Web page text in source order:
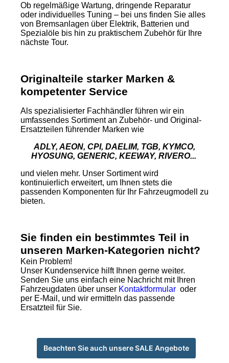
Ob regelmäßige Wartung, dringende Reparatur
oder individuelles Tuning – bei uns finden Sie alles
von Bremsanlagen über Elektrik, Batterien und
Spezialöle bis hin zu praktischem Zubehör für Ihre
nächste Tour.
Originalteile starker Marken &
kompetenter Service
Als spezialisierter Fachhändler führen wir ein
umfassendes Sortiment an Zubehör- und Original-
Ersatzteilen führender Marken wie
ADLY, AEON, CPI, DAELIM, TGB, KYMCO,
HYOSUNG, GENERIC, KEEWAY, RIVERO...
und vielen mehr. Unser Sortiment wird
kontinuierlich erweitert, um Ihnen stets die
passenden Komponenten für Ihr Fahrzeugmodell zu
bieten.
Sie finden ein bestimmtes Teil in
unseren Marken-Kategorien nicht?
Kein Problem!
Unser Kundenservice hilft Ihnen gerne weiter.
Senden Sie uns einfach eine Nachricht mit Ihren
Fahrzeugdaten über unser Kontaktformular oder
per E-Mail, und wir ermitteln das passende
Ersatzteil für Sie.
Beachten Sie auch unsere SALE Angebote